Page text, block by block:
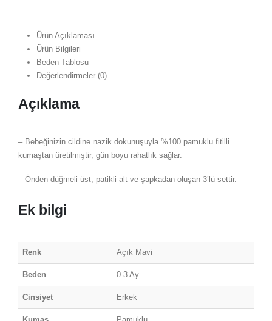
Ürün Açıklaması
Ürün Bilgileri
Beden Tablosu
Değerlendirmeler (0)
Açıklama
– Bebeğinizin cildine nazik dokunuşuyla %100 pamuklu fitilli
kumaştan üretilmiştir, gün boyu rahatlık sağlar.
– Önden düğmeli üst, patikli alt ve şapkadan oluşan 3’lü settir.
Ek bilgi
Renk Açık Mavi
Beden 0-3 Ay
Cinsiyet Erkek